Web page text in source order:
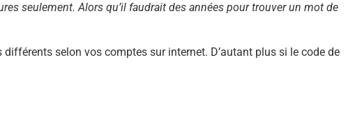
seulement. Alors qu’il faudrait des années pour trouver un mot de
différents selon vos comptes sur internet. D’autant plus si le code de